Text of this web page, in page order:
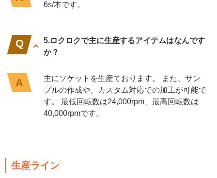
6s/本です。
5.ロクロクで主に生産するアイテムはなんです
か？
主にソケットを生産ております。 また、サン
プルの作成や、カスタム対応での加工が可能で
す。 最低回転数は24,000rpm、最高回転数は
40,000rpmです。
生産ライン